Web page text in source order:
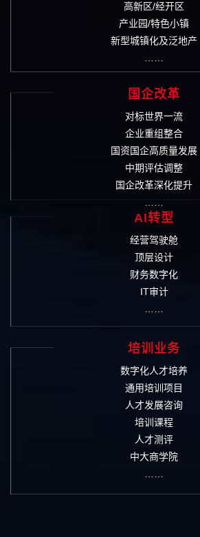
高新区/经开区
产业园/特色小镇
新型城镇化及泛地产
……
国企改革
对标世界一流
企业重组整合
国资国企高质量发展
中期评估调整
国企改革深化提升
……
AI转型
经营驾驶舱
顶层设计
财务数字化
IT审计
……
培训业务
数字化人才培养
通用培训项目
人才发展咨询
培训课程
人才测评
中大商学院
……